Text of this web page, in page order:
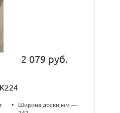
2 079 руб.
•
Ширина доски,мм —